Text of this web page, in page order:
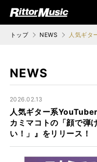
ジック (Rittor Musi
トップ NEWS 人気ギタ
NEWS
2026.02.13
人気ギター系
カミマコトの「顔で弾
い！」』をリリース！